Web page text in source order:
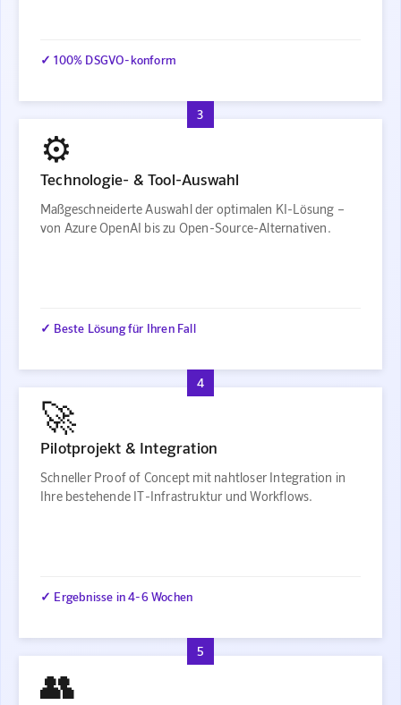
✓ 100% DSGVO-konform
3
⚙️
Technologie- & Tool-Auswahl
Maßgeschneiderte Auswahl der optimalen KI-Lösung –
von Azure OpenAI bis zu Open-Source-Alternativen.
✓ Beste Lösung für Ihren Fall
4
🚀
Pilotprojekt & Integration
Schneller Proof of Concept mit nahtloser Integration in
Ihre bestehende IT-Infrastruktur und Workflows.
✓ Ergebnisse in 4-6 Wochen
5
👥